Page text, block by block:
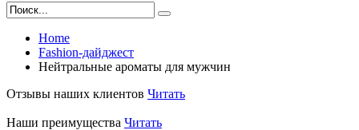
Home
Fashion-дайджест
Нейтральные ароматы для мужчин
Отзывы наших клиентов Читать
Наши преимущества Читать